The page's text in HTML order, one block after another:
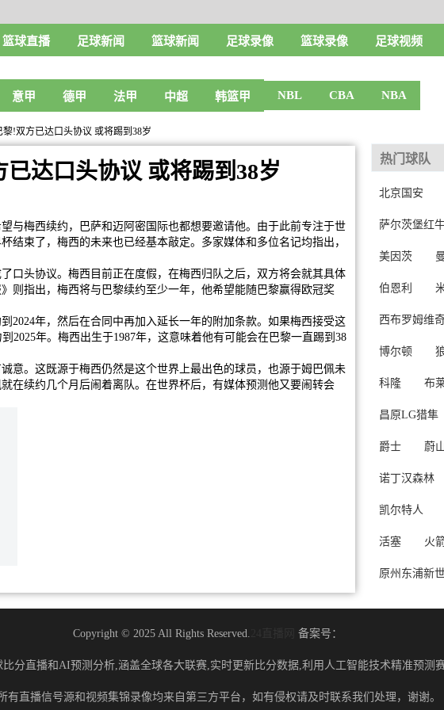
篮球直播 足球新闻 篮球新闻 足球录像 篮球录像 足球视频
意甲 德甲 法甲 中超 韩篮甲 NBL CBA NBA
!双方已达口头协议 或将踢到38岁
达口头协议 或将踢到38岁
与梅西续约，巴萨和迈阿密国际也都想要邀请他。由于此前专注于世
结束了，梅西的未来也已经基本敲定。多家媒体和多位名记均指出，
口头协议。梅西目前正在度假，在梅西归队之后，双方将会就其具体
则指出，梅西将与巴黎续约至少一年，他希望能随巴黎赢得欧冠奖
2024年，然后在合同中再加入延长一年的附加条款。如果梅西接受这
2025年。梅西出生于1987年，这意味着他有可能会在巴黎一直踢到38
意。这既源于梅西仍然是这个世界上最出色的球员，也源于姆巴佩未
在续约几个月后闹着离队。在世界杯后，有媒体预测他又要闹转会
热门球队
北京国安
萨尔茨堡红
美因茨
伯恩利
西布罗姆维
博尔顿
科隆 布
昌原LG猎隼
爵士 蔚
诺丁汉森林
凯尔特人
活塞 火
原州东浦新
Copyright © 2025 All Rights Reserved. 备案号：
比分直播和AI预测分析,涵盖全球各大联赛,实时更新比分数据,利用人工智能技术精准预测
有直播信号源和视频集锦录像均来自第三方平台，如有侵权请及时联系我们处理，谢谢。